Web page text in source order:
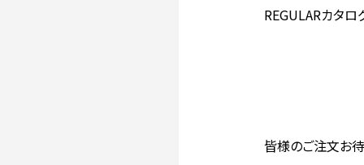
REGULARカタ
皆様のご注文お